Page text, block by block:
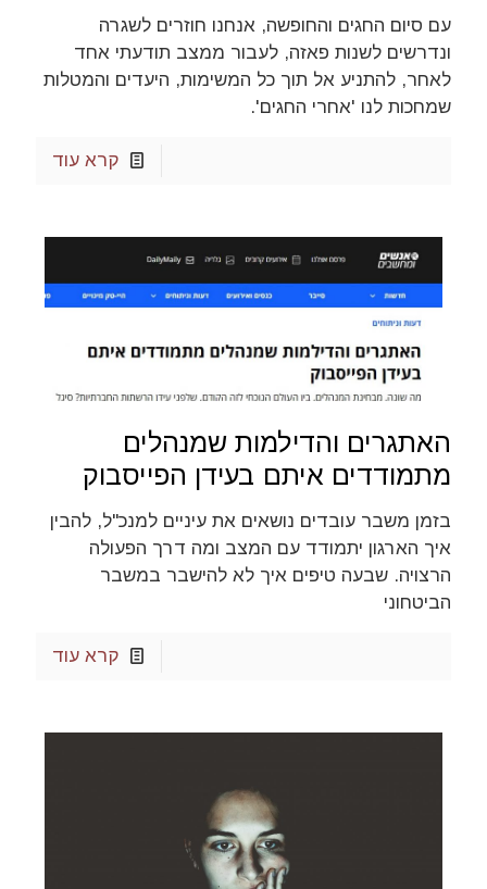
עם סיום החגים והחופשה, אנחנו חוזרים לשגרה
ונדרשים לשנות פאזה, לעבור ממצב תודעתי אחד
לאחר, להתניע אל תוך כל המשימות, היעדים והמטלות
שמחכות לנו 'אחרי החגים'.
קרא עוד
האתגרים והדילמות שמנהלים
מתמודדים איתם בעידן הפייסבוק
בזמן משבר עובדים נושאים את עיניים למנכ"ל, להבין
איך הארגון יתמודד עם המצב ומה דרך הפעולה
הרצויה. שבעה טיפים איך לא להישבר במשבר
הביטחוני
קרא עוד